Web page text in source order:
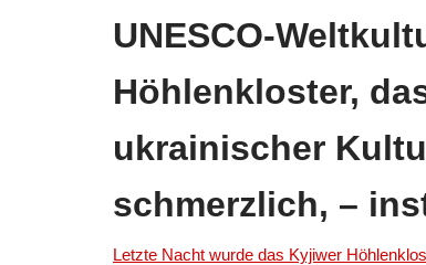
UNESCO-
Höhlenkloster,
ukrainischer
schmerzlich, –
Letzte Nacht wurde das Kyjiwer